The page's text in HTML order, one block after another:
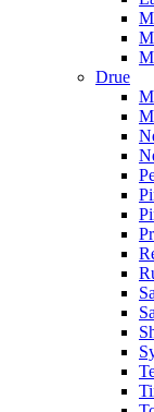
Drue